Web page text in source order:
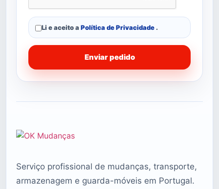
Li e aceito a Política de Privacidade .
Enviar pedido
Serviço profissional de mudanças, transporte,
armazenagem e guarda-móveis em Portugal.